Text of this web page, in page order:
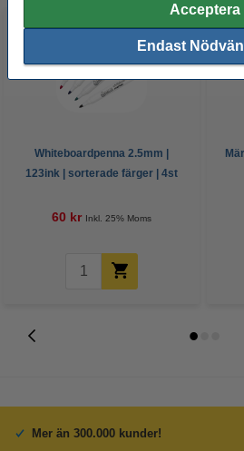
Acceptera
Endast
Whiteboardpenna 2.5mm |
123ink | sorterade färger | 4st
60 kr Inkl. 25% Moms
Mer än 300.000 kunder!